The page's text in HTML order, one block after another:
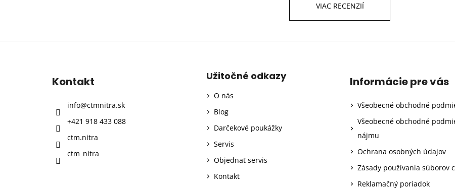
VIAC RECENZIÍ
Z
Kontakt
info@ctmnitra.sk
+421 918 433 088
ctm.nitra
ctm_nitra
Užitočné odkazy
O nás
Blog
Darčekové poukážky
Servis
Objednať servis
Kontakt
Informácie pre vás
Všeobecné obchodné
Všeobecné obchodné
nájmu
Ochrana osobných údajov
Zásady používania súborov
Reklamačný poriadok